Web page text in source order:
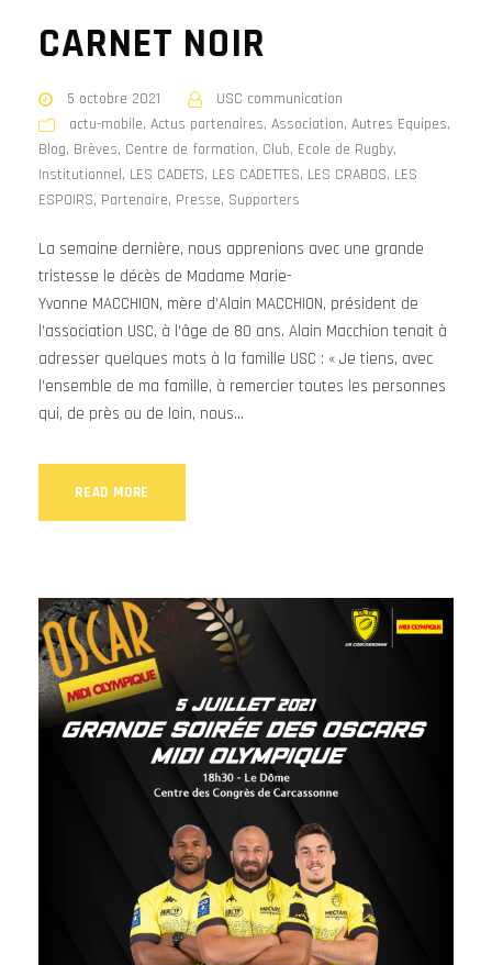
CARNET NOIR
5 octobre 2021
USC communication
actu-mobile, Actus partenaires, Association, Autres Equipes,
Blog, Brèves, Centre de formation, Club, Ecole de Rugby,
Institutionnel, LES CADETS, LES CADETTES, LES CRABOS, LES
ESPOIRS, Partenaire, Presse, Supporters
La semaine dernière, nous apprenions avec une grande
tristesse le décès de Madame Marie-
Yvonne MACCHION, mère d’Alain MACCHION, président de
l’association USC, à l’âge de 80 ans. Alain Macchion tenait à
adresser quelques mots à la famille USC : « Je tiens, avec
l’ensemble de ma famille, à remercier toutes les personnes
qui, de près ou de loin, nous...
READ MORE